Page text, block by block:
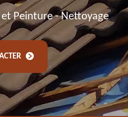
Peinture - Nettoyage